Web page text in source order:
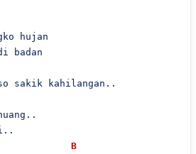
hujan
badan
sakik kahilangan..
B